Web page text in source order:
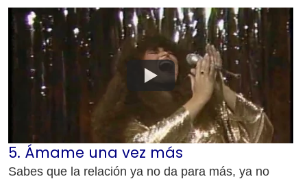
5. Ámame una vez más
Sabes que la relación ya no da para más, ya no